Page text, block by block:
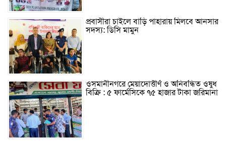
প্রবাসীরা চাইলে বাড়ি পাহারায় মিলবে আনসার
সদস্য: ডিসি মামুন
ওসমানীনগরে মেয়াদোত্তীর্ণ ও অনিবন্ধিত ওষুধ
বিক্রি : ৫ ফার্মেসিকে ৭৫ হাজার টাকা জরিমানা